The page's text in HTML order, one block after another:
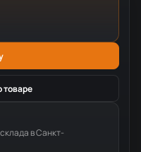
товаре
в Санкт-